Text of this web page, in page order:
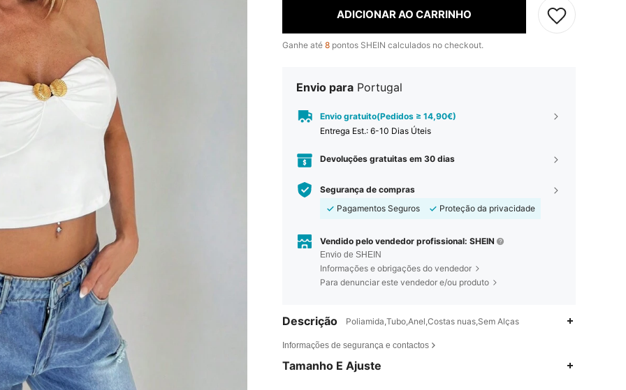
ADICIONAR AO CARRINHO
Ganhe até 8 pontos SHEIN calculados no checkout.
Envio para Portugal
Envio gratuito(Pedidos ≥ 14,90€)
Entrega Est.: 6-10 Dias Úteis
Devoluções gratuitas em 30 dias
Segurança de compras
Pagamentos Seguros
Proteção da privacidade
Vendido pelo vendedor profissional: SHEIN
Envio de SHEIN
Informações e obrigações do vendedor
Para denunciar este vendedor e/ou produto
Descrição Poliamida,Tubo,Anel,Costas nuas,Sem Alças
Informações de segurança e contactos
Tamanho E Ajuste
4,77